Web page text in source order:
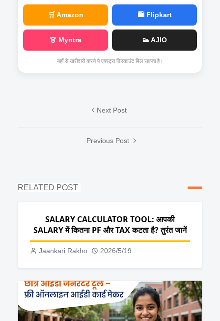
🛒 Amazon 🛍️ Flipkart
👗 Myntra 👟 AJIO
यहाँ से खरीदारी करने पे एक्स्ट्रा डिस्काउंट मिल सकता है।
Next Post
Previous Post
RELATED POST
SALARY CALCULATOR TOOL: आपकी
SALARY में कितना PF और TAX कटता है? तुरंत जानें
Jaankari Rakho 2026/5/19